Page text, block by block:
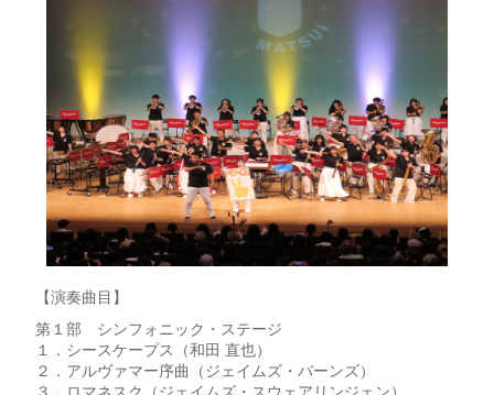
【演奏曲目】
第１部 シンフォニック・ステージ
１．シースケープス（和田 直也）
２．アルヴァマー序曲（ジェイムズ・バーンズ）